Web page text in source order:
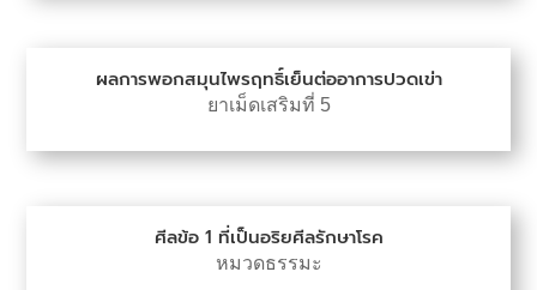
ผลการพอกสมุนไพรฤทธิ์เย็นต่ออาการปวดเข่า
ยาเม็ดเสริมที่ 5
ศีลข้อ 1 ที่เป็นอริยศีลรักษาโรค
หมวดธรรมะ